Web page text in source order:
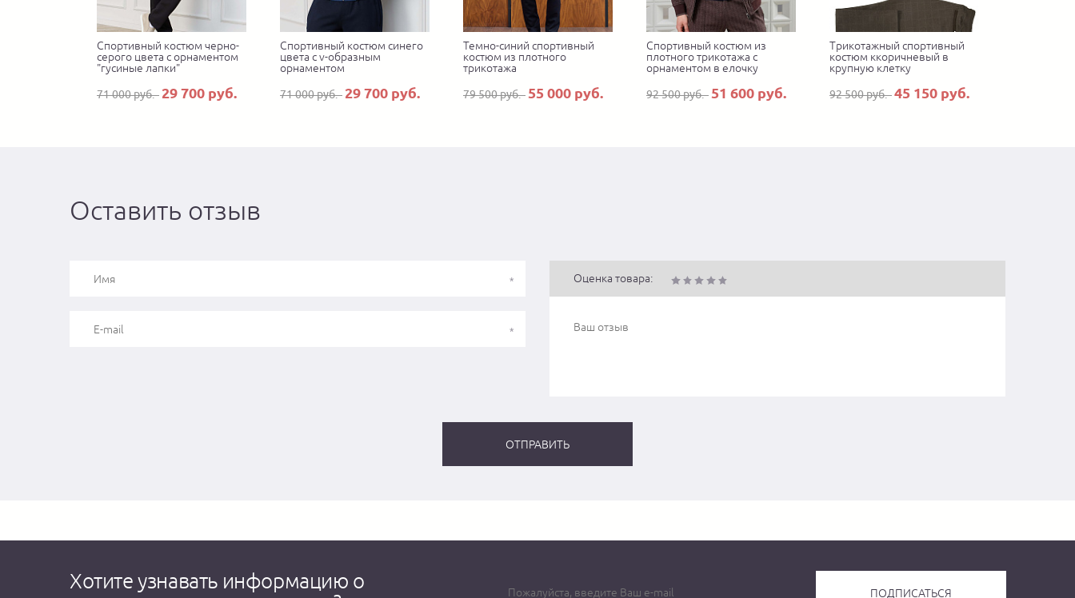
Спортивный костюм черно-
серого цвета с орнаментом
"гусиные лапки"
71 000 руб. 29 700 руб.
Спортивный костюм синего
цвета с v-образным
орнаментом
71 000 руб. 29 700 руб.
Темно-синий спортивный
костюм из плотного
трикотажа
79 500 руб. 55 000 руб.
Спортивный костюм из
плотного трикотажа с
орнаментом в елочку
92 500 руб. 51 600 руб.
Трикотажный спортивный
костюм ккоричневый в
крупную клетку
92 500 руб.45 150 руб.
Оставить отзыв
Оценка товара:
Хотите узнавать информацию о